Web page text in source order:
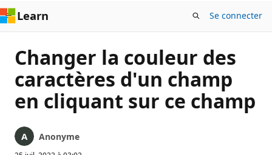
Learn Se connecter
Changer la couleur des
caractères d'un champ
en cliquant sur ce champ
Anonyme